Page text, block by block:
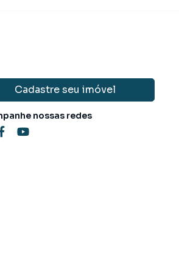
Cadastre seu imóvel
nossas redes